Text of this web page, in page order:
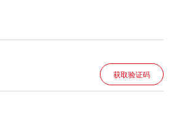
获取验证码